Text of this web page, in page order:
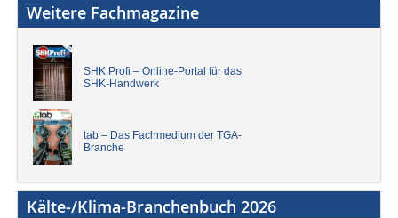
Weitere Fachmagazine
SHK Profi – Online-Portal für das
SHK-Handwerk
tab – Das Fachmedium der TGA-
Branche
Kälte-/Klima-Branchenbuch 2026